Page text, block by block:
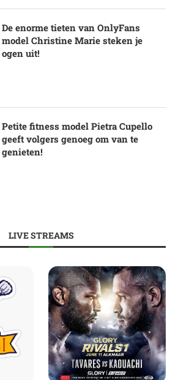
De enorme tieten van OnlyFans
model Christine Marie steken je
ogen uit!
Petite fitness model Pietra Cupello
geeft volgers genoeg om van te
genieten!
LIVE STREAMS